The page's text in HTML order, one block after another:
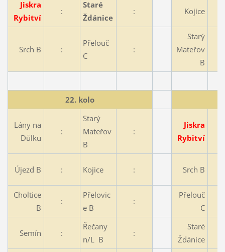
Jiskra
Rybitví
:
Staré
Ždánice
: Kojice
Srch B :
Přelouč
C
:
Starý
Mateřov
B
22. kolo
Lány na
Důlku
:
Starý
Mateřov
B
:
Jiskra
Rybitví
Újezd B : Kojice : Srch B
Choltice
B
:
Přelovic
e B
:
Přelouč
C
Semín :
Řečany
n/L B
:
Staré
Ždánice